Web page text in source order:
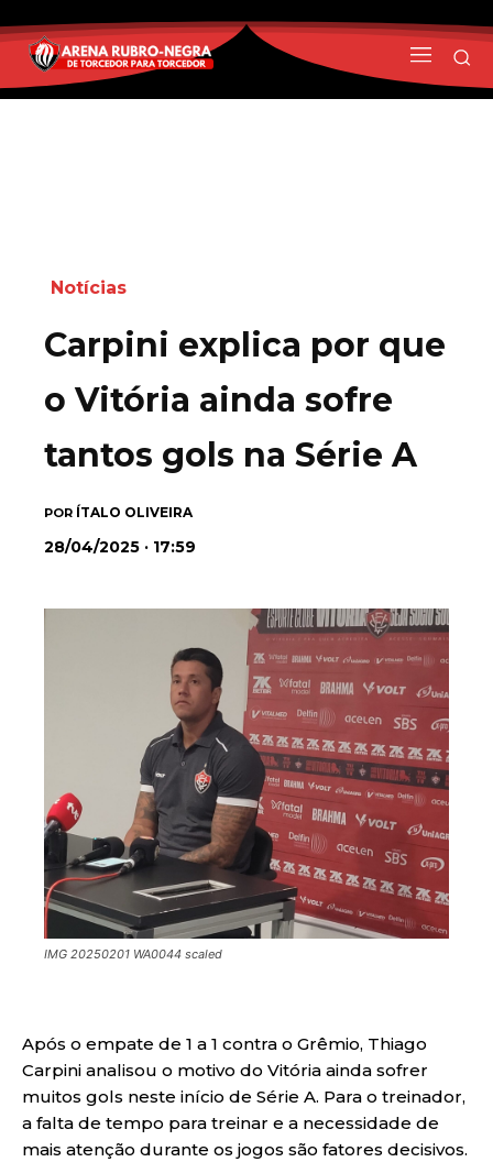
Notícias
Carpini explica por que
o Vitória ainda sofre
tantos gols na Série A
POR ÍTALO OLIVEIRA
28/04/2025 · 17:59
IMG 20250201 WA0044 scaled
Após o empate de 1 a 1 contra o Grêmio, Thiago
Carpini analisou o motivo do Vitória ainda sofrer
muitos gols neste início de Série A. Para o treinador,
a falta de tempo para treinar e a necessidade de
mais atenção durante os jogos são fatores decisivos.